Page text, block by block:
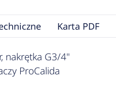
Karta PDF
nakrętka G3/4"
ProCalida